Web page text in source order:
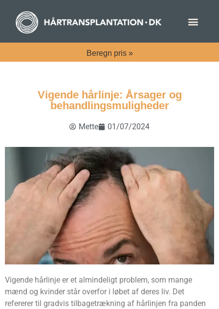
Beregn pris »
Vigende hårlinje: Årsager og
behandlingsmuligheder
Mette 01/07/2024
Vigende hårlinje er et almindeligt problem, som mange
mænd og kvinder står overfor i løbet af deres liv. Det
refererer til gradvis tilbagetrækning af hårlinjen fra panden